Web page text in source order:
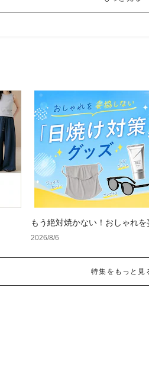
もう絶対焼かない！おしゃれを
け対策」グッズ
2026/8/6
特集をもっと見